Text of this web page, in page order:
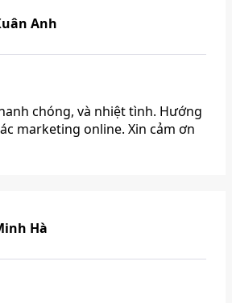
Anh
chóng, và nhiệt tình. Hướng
marketing online. Xin cảm ơn
Hà